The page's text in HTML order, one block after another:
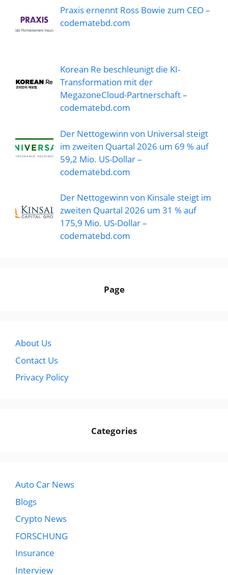
Praxis ernennt Ross Bowie zum CEO –
codematebd.com
Korean Re beschleunigt die KI-
Transformation mit der
MegazoneCloud-Partnerschaft –
codematebd.com
Der Nettogewinn von Universal steigt
im zweiten Quartal 2026 um 69 % auf
59,2 Mio. US-Dollar –
codematebd.com
Der Nettogewinn von Kinsale steigt im
zweiten Quartal 2026 um 31 % auf
175,9 Mio. US-Dollar –
codematebd.com
Page
About Us
Contact Us
Privacy Policy
Categories
Auto Car News
Blogs
Crypto News
FORSCHUNG
Insurance
Interview